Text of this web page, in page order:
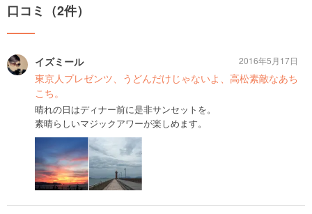
口コミ（2件）
イズミール
東京人プレゼンツ、うどんだけじゃないよ、高松素敵なあち
こち。
晴れの日はディナー前に是非サンセットを。
素晴らしいマジックアワーが楽しめます。
2016年5月17日